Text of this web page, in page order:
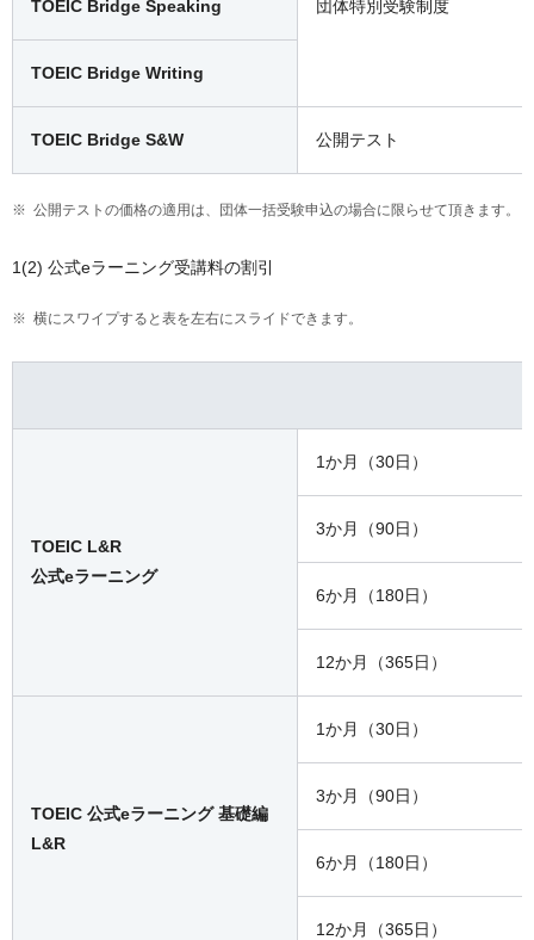
団体特別受験制度
TOEIC Bridge Speaking
TOEIC Bridge Writing
TOEIC Bridge S&W 公開テスト
公開テストの価格の適用は、団体一括受験申込の場合に限らせて頂きます。
1(2) 公式eラーニング受講料の割引
横にスワイプすると表を左右にスライドできます。
TOEIC L&R
公式eラーニング
1か月（30日）
3か月（90日）
6か月（180日）
12か月（365日）
TOEIC 公式eラーニング 基礎編
L&R
1か月（30日）
3か月（90日）
6か月（180日）
12か月（365日）